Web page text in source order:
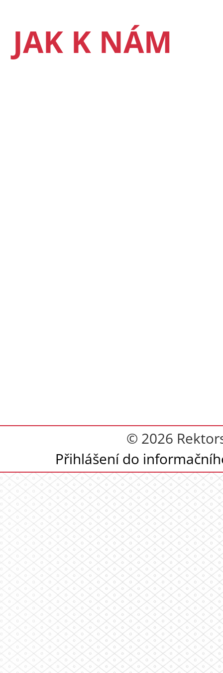
JAK K NÁM
© 2026
Přihlášení do